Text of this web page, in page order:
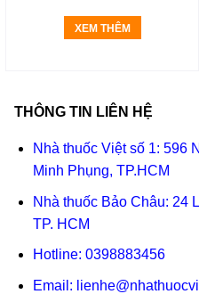
XEM THÊM
THÔNG TIN LIÊN HỆ
Nhà thuốc Việt số 1: 596
Minh Phụng, TP.HCM
Nhà thuốc Bảo Châu: 24
TP. HCM
Hotline: 0398883456
Email: